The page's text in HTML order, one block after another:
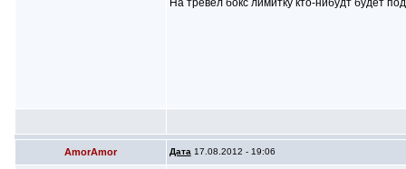
На тревел бокс лимитку кто-нибудт будет
AmorAmor Дата 17.08.2012 - 19:06